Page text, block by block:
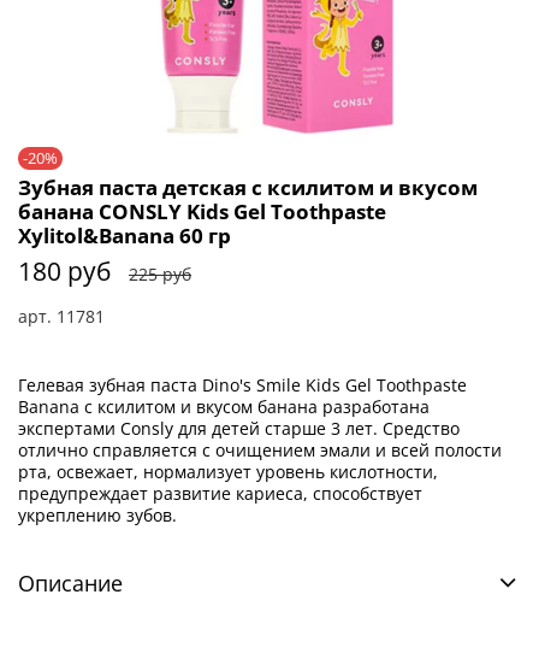
-20%
арт. 11781
Зубная паста детская с ксилитом и вкусом
банана CONSLY Kids Gel Toothpaste
Xylitol&Banana 60 гр
180 руб 225 руб
Гелевая зубная паста Dino's Smile Kids Gel Toothpaste
Banana с ксилитом и вкусом банана разработана
экспертами Consly для детей старше 3 лет. Средство
отлично справляется с очищением эмали и всей полости
рта, освежает, нормализует уровень кислотности,
предупреждает развитие кариеса, способствует
укреплению зубов.
Описание